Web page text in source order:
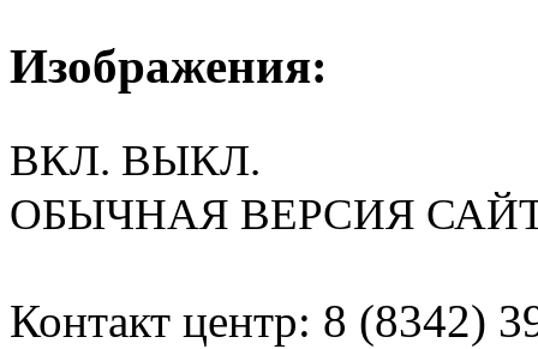
Изображения:
ВКЛ. ВЫКЛ.
ОБЫЧНАЯ ВЕРСИЯ
Контакт центр: 8 (8342)